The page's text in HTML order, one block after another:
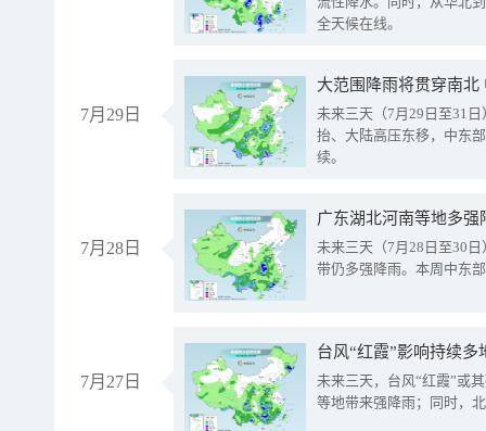
全天候在线。
7月29日
大范围降雨将贯穿南
未来三天（7月29日至31
抬、大陆高压东移，中东
续。
7月28日
广东湖北河南等地多
未来三天（7月28日至30
带仍多强降雨。本周中东
7月27日
台风“红霞”影响持续
未来三天，台风“红霞”或
等地带来强降雨；同时，